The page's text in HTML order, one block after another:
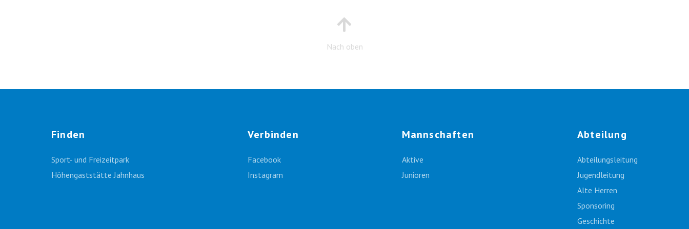
Nach oben
Finden
Sport- und Freizeitpark
Höhengaststätte Jahnhaus
Verbinden
Facebook
Instagram
Mannschaften
Aktive
Junioren
Abteilung
Abteilungsleitung
Jugendleitung
Alte Herren
Sponsoring
Geschichte